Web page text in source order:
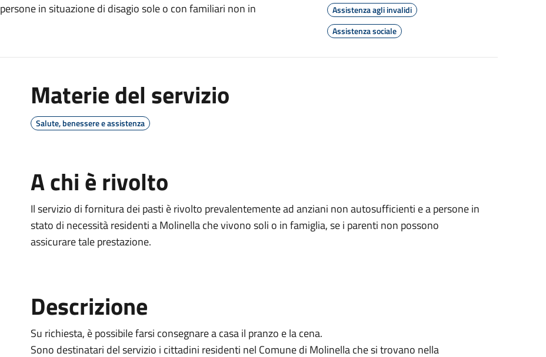
in situazione di disagio sole o con familiari non in
Assistenza agli invalidi
Assistenza sociale
Materie del servizio
Salute, benessere e assistenza
A chi è rivolto
Il servizio di fornitura dei pasti è rivolto prevalentemente ad anziani non autosufficienti e a persone in
stato di necessità residenti a Molinella che vivono soli o in famiglia, se i parenti non possono
assicurare tale prestazione.
Descrizione
Su richiesta, è possibile farsi consegnare a casa il pranzo e la cena.
Sono destinatari del servizio i cittadini residenti nel Comune di Molinella che si trovano nella